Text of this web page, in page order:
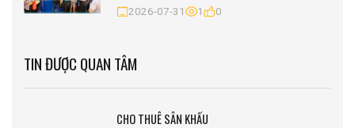
2026-07-31 1 0
TIN ĐƯỢC QUAN TÂM
CHO THUÊ SÂN KHẤU